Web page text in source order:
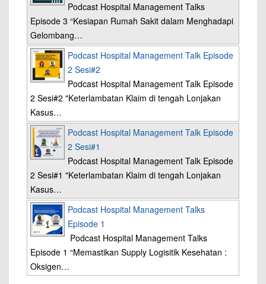
Podcast Hospital Management Talks
Episode 3 “Kesiapan Rumah Sakit dalam Menghadapi
Gelombang…
Podcast Hospital Management Talk Episode
2 Sesi#2
Podcast Hospital Management Talk Episode
2 Sesi#2 "Keterlambatan Klaim di tengah Lonjakan
Kasus…
Podcast Hospital Management Talk Episode
2 Sesi#1
Podcast Hospital Management Talk Episode
2 Sesi#1 "Keterlambatan Klaim di tengah Lonjakan
Kasus…
Podcast Hospital Management Talks
Episode 1
Podcast Hospital Management Talks
Episode 1 “Memastikan Supply Logisitik Kesehatan :
Oksigen…